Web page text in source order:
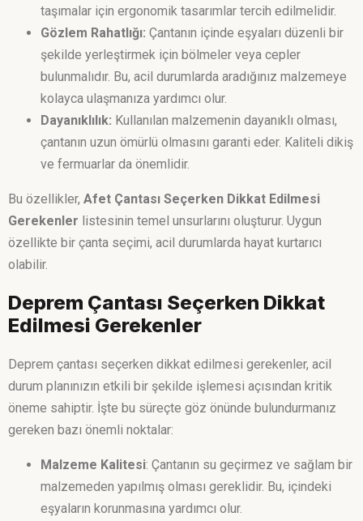
taşımalar için ergonomik tasarımlar tercih edilmelidir.
Gözlem Rahatlığı: Çantanın içinde eşyaları düzenli bir
şekilde yerleştirmek için bölmeler veya cepler
bulunmalıdır. Bu, acil durumlarda aradığınız malzemeye
kolayca ulaşmanıza yardımcı olur.
Dayanıklılık: Kullanılan malzemenin dayanıklı olması,
çantanın uzun ömürlü olmasını garanti eder. Kaliteli dikiş
ve fermuarlar da önemlidir.
Bu özellikler, Afet Çantası Seçerken Dikkat Edilmesi
Gerekenler listesinin temel unsurlarını oluşturur. Uygun
özellikte bir çanta seçimi, acil durumlarda hayat kurtarıcı
olabilir.
Deprem Çantası Seçerken Dikkat
Edilmesi Gerekenler
Deprem çantası seçerken dikkat edilmesi gerekenler, acil
durum planınızın etkili bir şekilde işlemesi açısından kritik
öneme sahiptir. İşte bu süreçte göz önünde bulundurmanız
gereken bazı önemli noktalar:
Malzeme Kalitesi: Çantanın su geçirmez ve sağlam bir
malzemeden yapılmış olması gereklidir. Bu, içindeki
eşyaların korunmasına yardımcı olur.